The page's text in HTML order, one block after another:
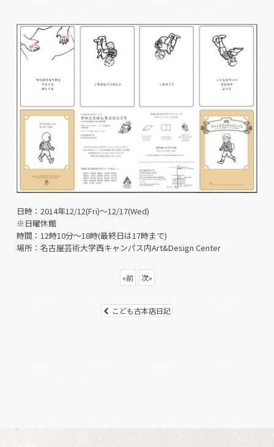
日時：2014年12/12(Fri)〜12/17(Wed)
※日曜休館
時間：12時10分〜18時(最終日は17時まで)
場所：名古屋芸術大学西キャンパス内Art&Design Center
«前 次»
こども古本店日記